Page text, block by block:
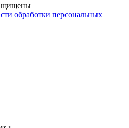
обработки персональных